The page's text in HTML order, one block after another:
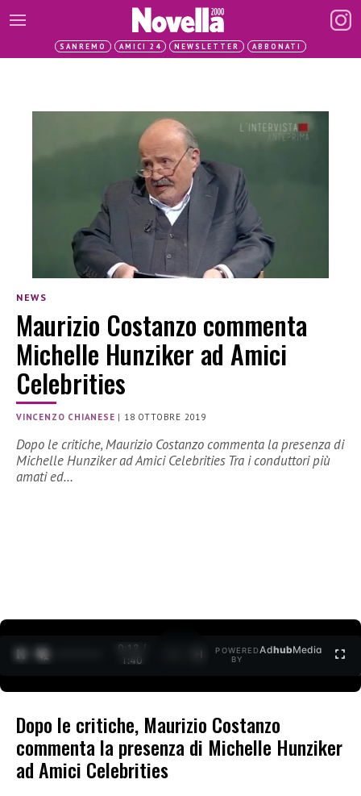
SANREMO AMICI 24 NEWSLETTER ABBONATI
NEWS
Maurizio Costanzo commenta
Michelle Hunziker ad Amici
Celebrities
VINCENZO CHIANESE | 18 OTTOBRE 2019
Dopo le critiche, Maurizio Costanzo commenta la presenza di
Michelle Hunziker ad Amici Celebrities Tra i conduttori più
amati ed…
0:12 /
1:40
POWERED
BY
AdhubMedia
Dopo le critiche, Maurizio Costanzo
commenta la presenza di Michelle Hunziker
ad Amici Celebrities